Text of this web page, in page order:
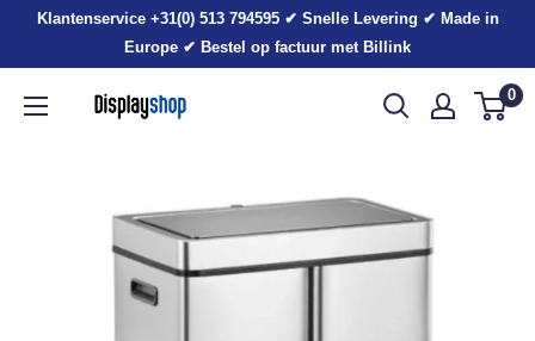
Klantenservice +31(0) 513 794595 ✔ Snelle Levering ✔ Made in
Europe ✔ Bestel op factuur met Billink
Displayshop.nl
0